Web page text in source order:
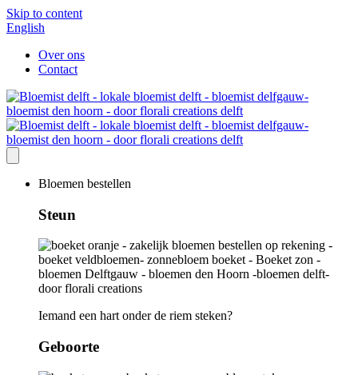
Skip to content
English
Over ons
Contact
Bloemen bestellen
Steun
Iemand een hart onder de riem steken?
Geboorte